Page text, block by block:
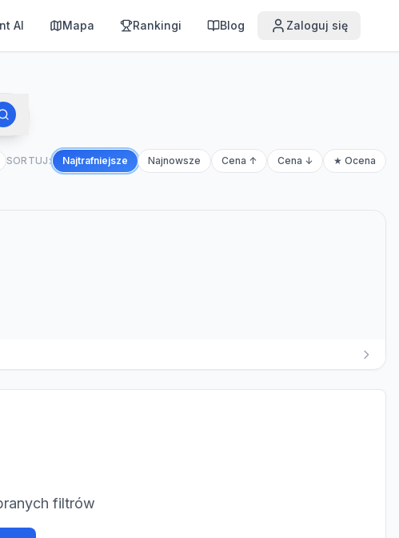
AI Mapa Rankingi Blog Zaloguj się
SORTUJ: Najtrafniejsze Najnowsze Cena ↑ Cena ↓ ★ Ocena
filtrów